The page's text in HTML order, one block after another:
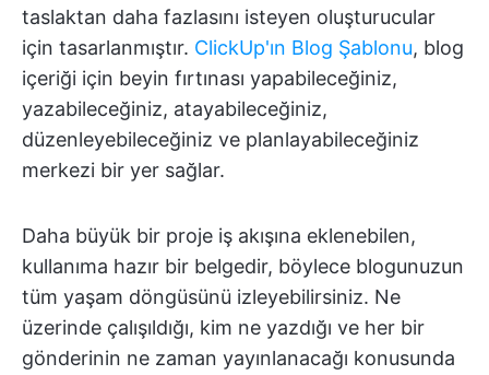
taslaktan daha fazlasını isteyen oluşturucular
için tasarlanmıştır. ClickUp'ın Blog Şablonu, blog
içeriği için beyin fırtınası yapabileceğiniz,
yazabileceğiniz, atayabileceğiniz,
düzenleyebileceğiniz ve planlayabileceğiniz
merkezi bir yer sağlar.
Daha büyük bir proje iş akışına eklenebilen,
kullanıma hazır bir belgedir, böylece blogunuzun
tüm yaşam döngüsünü izleyebilirsiniz. Ne
üzerinde çalışıldığı, kim ne yazdığı ve her bir
gönderinin ne zaman yayınlanacağı konusunda